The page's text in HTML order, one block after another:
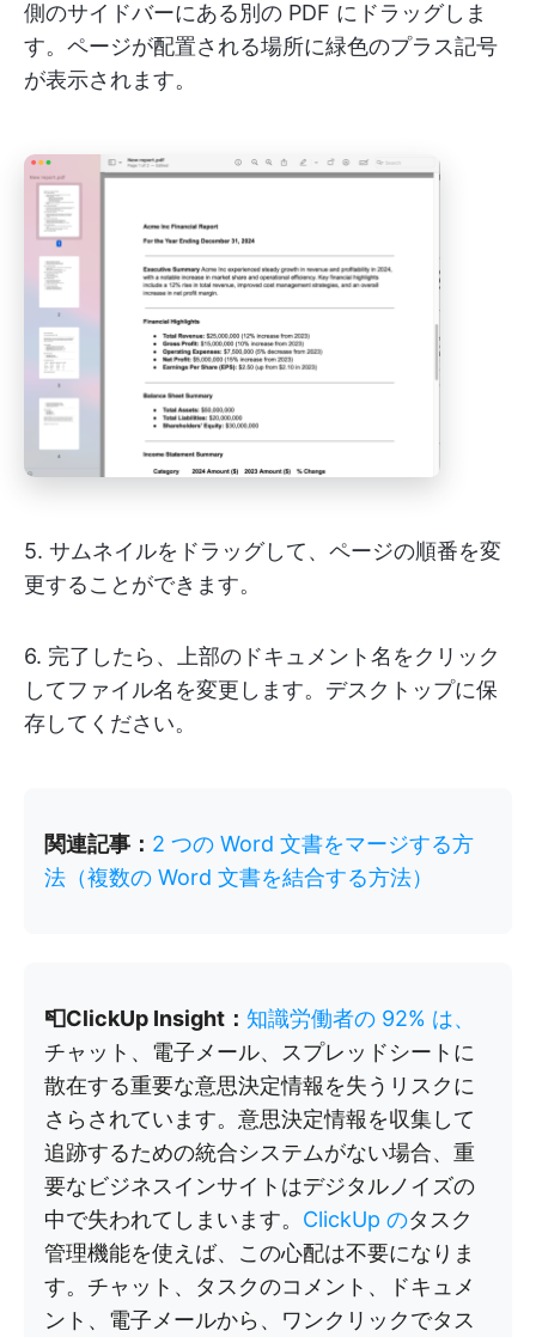
側のサイドバーにある別の PDF にドラッグしま
す。ページが配置される場所に緑色のプラス記号
が表示されます。
5. サムネイルをドラッグして、ページの順番を変
更することができます。
6. 完了したら、上部のドキュメント名をクリック
してファイル名を変更します。デスクトップに保
存してください。
関連記事： 2 つの Word 文書をマージする方
法（複数の Word 文書を結合する方法）
📮ClickUp Insight： 知識労働者の 92% は、
チャット、電子メール、スプレッドシートに
散在する重要な意思決定情報を失うリスクに
さらされています。意思決定情報を収集して
追跡するための統合システムがない場合、重
要なビジネスインサイトはデジタルノイズの
中で失われてしまいます。 ClickUp のタスク
管理機能を使えば、この心配は不要になりま
す。チャット、タスクのコメント、ドキュメ
ント、電子メールから、ワンクリックでタス